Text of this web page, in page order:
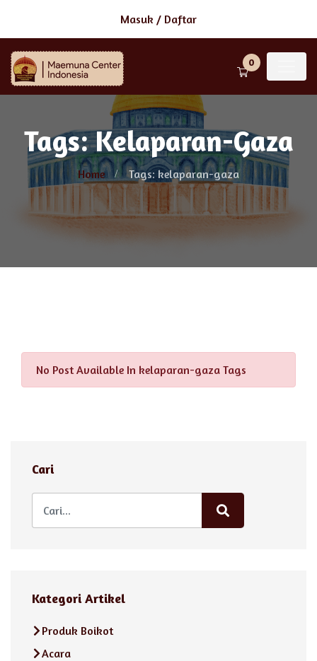
Masuk / Daftar
0
Tags: Kelaparan-Gaza
Home Tags: kelaparan-gaza
No Post Available In kelaparan-gaza Tags
Cari
Kategori Artikel
Produk Boikot
Acara